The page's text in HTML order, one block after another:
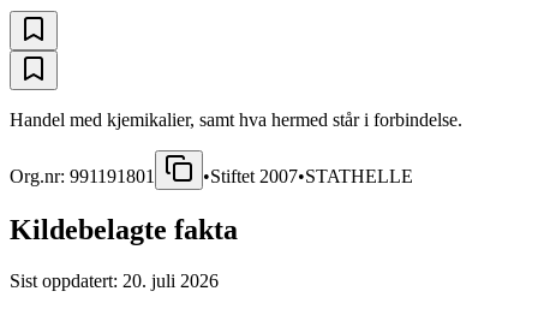
Handel med kjemikalier, samt hva hermed står i forbindelse.
Org.nr: 991191801 •Stiftet 2007•STATHELLE
Kildebelagte fakta
Sist oppdatert: 20. juli 2026